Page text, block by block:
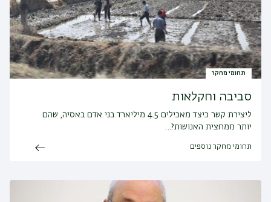
תחומי מחקר
סביבה וחקלאות
ליצירת קשר כיצד מאכילים 4.5 מיליארד בני אדם באסיה, שהם
יותר ממחצית האנושות?…
תחומי מחקר נוספים